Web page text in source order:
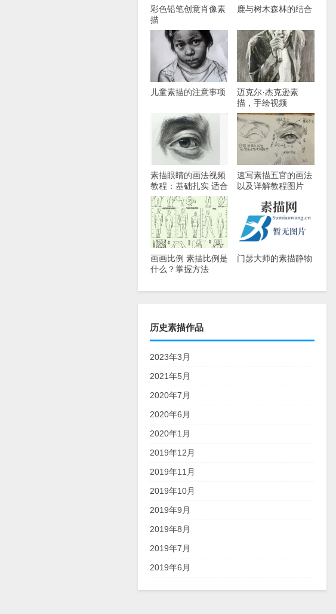
彩色铅笔创意肖像素
描
鹿与树木森林的结合
儿童素描的注意事项
迈克尔·杰克逊素
描，手绘视频
素描眼睛的画法视频
教程：基础扎实 适合
正规素描学习-深蓝
画室
速写素描五官的画法
以及详解教程图片
画画比例 素描比例是
什么？掌握方法
门瑟大师的素描静物
历史素描作品
2023年3月
2021年5月
2020年7月
2020年6月
2020年1月
2019年12月
2019年11月
2019年10月
2019年9月
2019年8月
2019年7月
2019年6月